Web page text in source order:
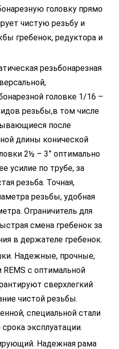
головку прямо
чистую резьбу и
гребенок, редуктора и
резьбонарезная
головке 1/16 –
резьбы,в том числе
после
длины конической
2½ – 3” оптимально
усилие по трубе, за
резьба. Точная,
резьбы, удобная
Ограничитель для
смена гребенок за
в держателе гребенок.
Надежные, прочные,
с оптимальной
сверхлегкий
чистой резьбы.
специальной стали
эксплуатации.
Надежная рама